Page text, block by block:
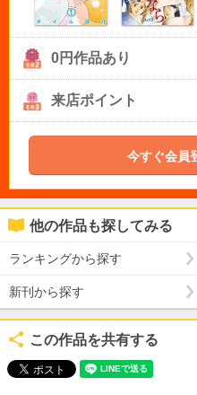
0円作品あり
来店ポイント
今すぐ会員
他の作品も探してみる
ランキングから探す
新刊から探す
この作品を共有する